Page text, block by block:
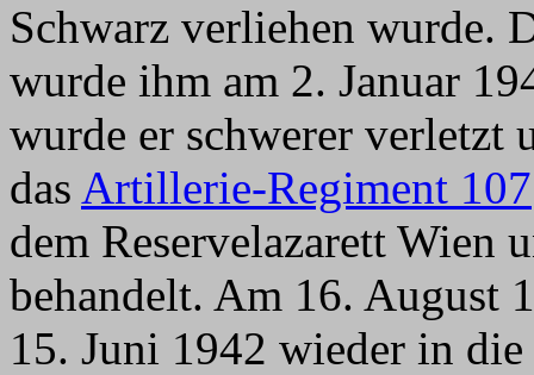
Schwarz verliehen wurde.
wurde ihm am 2. Januar
wurde er schwerer verletzt
das Artillerie-Regiment 107
dem Reservelazarett Wien
behandelt. Am 16. August
15. Juni 1942 wieder in